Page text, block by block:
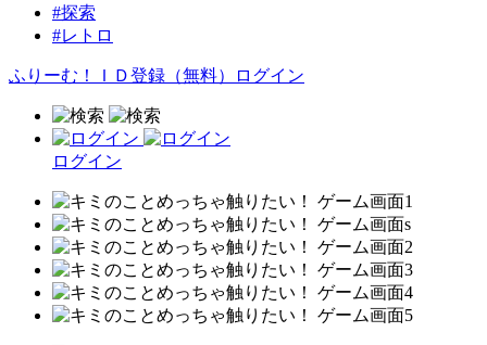
#探索
#レトロ
ふりーむ！ＩＤ登録（無料） ログイン
ログイン